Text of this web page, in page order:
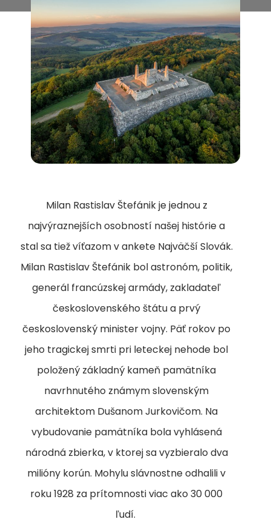
Milan Rastislav Štefánik je jednou z
najvýraznejších osobností našej histórie a
stal sa tiež víťazom v ankete Najväčší Slovák.
Milan Rastislav Štefánik bol astronóm, politik,
generál francúzskej armády, zakladateľ
československého štátu a prvý
československý minister vojny. Päť rokov po
jeho tragickej smrti pri leteckej nehode bol
položený základný kameň pamätníka
navrhnutého známym slovenským
architektom Dušanom Jurkovičom. Na
vybudovanie pamätníka bola vyhlásená
národná zbierka, v ktorej sa vyzbieralo dva
milióny korún. Mohylu slávnostne odhalili v
roku 1928 za prítomnosti viac ako 30 000
ľudí.